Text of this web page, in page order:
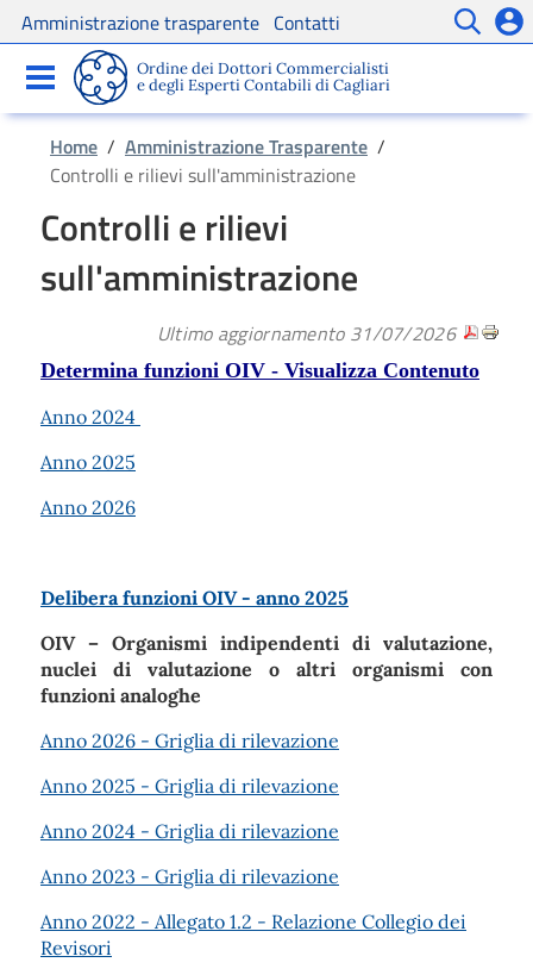
Amministrazione trasparente Contatti
Ordine dei Dottori Commercialisti
e degli Esperti Contabili di Cagliari
Servizi
Comunicazioni
Home / Amministrazione Trasparente /
Controlli e rilievi sull'amministrazione
Controlli e rilievi
sull'amministrazione
Ultimo aggiornamento 31/07/2026
Determina funzioni OIV - Visualizza Contenuto
Anno 2024
Anno 2025
Anno 2026
Delibera funzioni OIV - anno 2025
OIV – Organismi indipendenti di valutazione,
nuclei di valutazione o altri organismi con
funzioni analoghe
Anno 2026 - Griglia di rilevazione
Anno 2025 - Griglia di rilevazione
Anno 2024 - Griglia di rilevazione
Anno 2023 - Griglia di rilevazione
Anno 2022 - Allegato 1.2 - Relazione Collegio dei
Revisori